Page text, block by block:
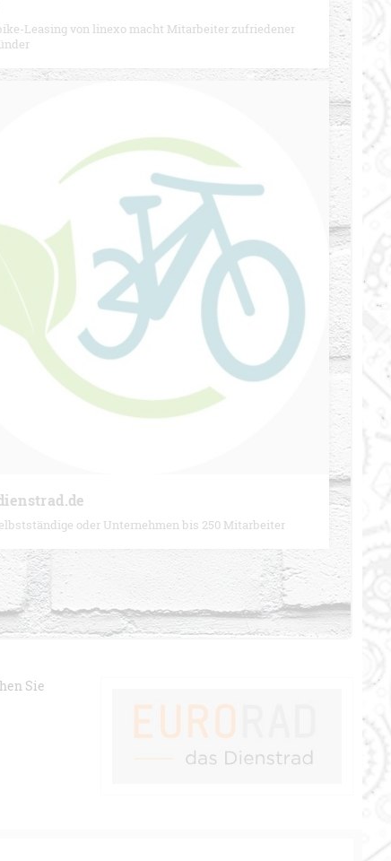
Leasing von linexo macht Mitarbeiter zufriedener
oder Unternehmen bis 250 Mitarbeiter
Sie